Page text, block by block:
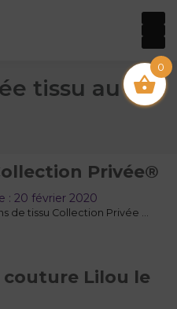
tissu au
Privée®
: 20 février 2020
de tissu Collection Privée ...
Lilou le
0